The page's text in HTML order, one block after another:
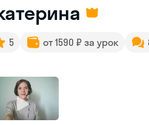
5 от 1590 ₽ за урок